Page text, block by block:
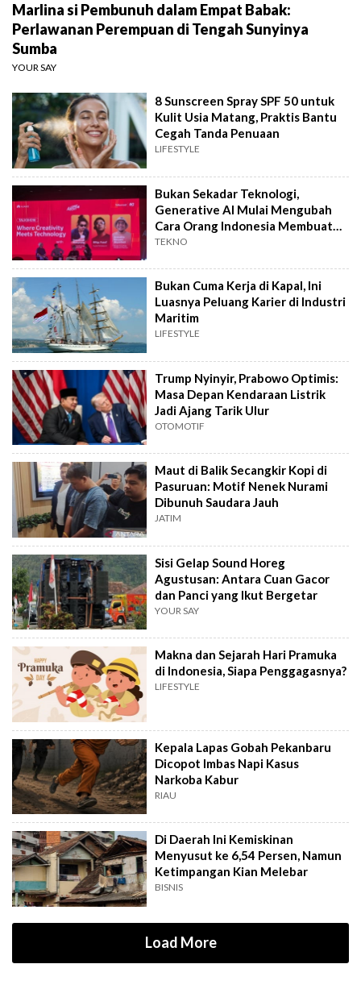
Marlina si Pembunuh dalam Empat Babak:
Perlawanan Perempuan di Tengah Sunyinya
Sumba
YOUR SAY
8 Sunscreen Spray SPF 50 untuk
Kulit Usia Matang, Praktis Bantu
Cegah Tanda Penuaan
LIFESTYLE
Bukan Sekadar Teknologi,
Generative AI Mulai Mengubah
Cara Orang Indonesia Membuat
Film
TEKNO
Bukan Cuma Kerja di Kapal, Ini
Luasnya Peluang Karier di Industri
Maritim
LIFESTYLE
Trump Nyinyir, Prabowo Optimis:
Masa Depan Kendaraan Listrik
Jadi Ajang Tarik Ulur
OTOMOTIF
Maut di Balik Secangkir Kopi di
Pasuruan: Motif Nenek Nurami
Dibunuh Saudara Jauh
JATIM
Sisi Gelap Sound Horeg
Agustusan: Antara Cuan Gacor
dan Panci yang Ikut Bergetar
YOUR SAY
Makna dan Sejarah Hari Pramuka
di Indonesia, Siapa Penggagasnya?
LIFESTYLE
Kepala Lapas Gobah Pekanbaru
Dicopot Imbas Napi Kasus
Narkoba Kabur
RIAU
Di Daerah Ini Kemiskinan
Menyusut ke 6,54 Persen, Namun
Ketimpangan Kian Melebar
BISNIS
Load More